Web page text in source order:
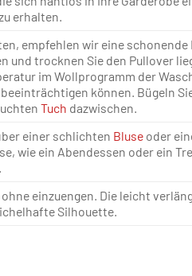
erhalten.
empfehlen wir eine
trocknen Sie den Pullover
im Wollprogramm der
können. Bügeln
Tuch dazwischen.
einer schlichten Bluseoder
wie ein Abendessen oder ein
einzuengen. Die leicht
Silhouette.